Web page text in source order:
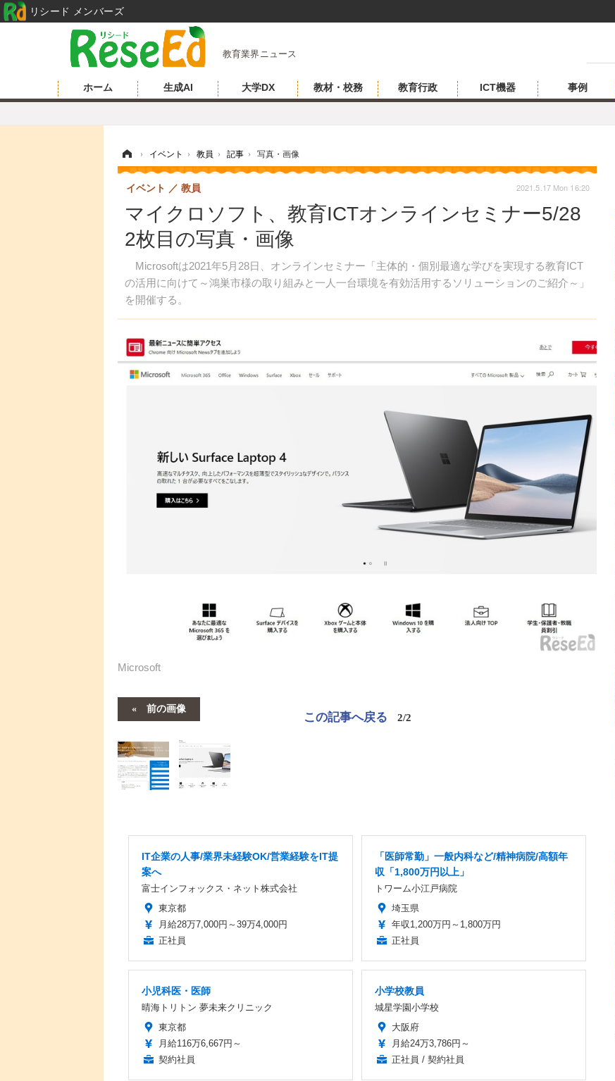
教育業界ニュース
ホーム 生成AI 大学DX 教材・校務 教育行政 ICT機器 事例
› イベント › 教員 › 記事 › 写真・画像
マイクロソフト、教育ICTオンラインセミナー5/28
2枚目の写真・画像
Microsoftは2021年5月28日、オンラインセミナー「主体的・個別最適な学びを実現する教育ICT
の活用に向けて～鴻巣市様の取り組みと一人一台環境を有効活用するソリューションのご紹介～」
を開催する。
イベント 教員 2021.5.17 Mon 16:20
Microsoft
前の画像
この記事へ戻る 2/2
IT企業の人事/業界未経験OK/営業経験をIT提
案へ
富士インフォックス・ネット株式会社
東京都
月給28万7,000円～39万4,000円
正社員
「医師常勤」一般内科など/精神病院/高額年
収「1,800万円以上」
トワーム小江戸病院
埼玉県
年収1,200万円～1,800万円
正社員
小児科医・医師
晴海トリトン 夢未来クリニック
東京都
月給116万6,667円～
契約社員
小学校教員
城星学園小学校
大阪府
月給24万3,786円～
正社員 / 契約社員
リシード メンバーズ